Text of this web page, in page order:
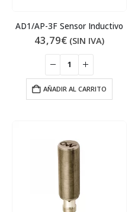
AD1/AP-3F Sensor Inductivo
43,79€ (SIN IVA)
AÑADIR AL CARRITO